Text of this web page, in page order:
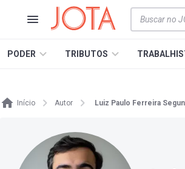
PODER TRIBUTOS
Início Autor Luiz Paulo Ferreira